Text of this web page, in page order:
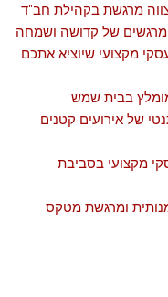
מרגשת בקהילת חב"ד
מרגשים של קדושה ושמחה
מקצועי שיוציא אתכם
בבית שמש
של אירועים קטנים
מקצועי בסביבת
ומרגשת מטקס